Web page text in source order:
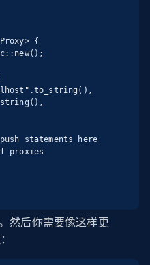
{
proxies
然后你需要像这样更